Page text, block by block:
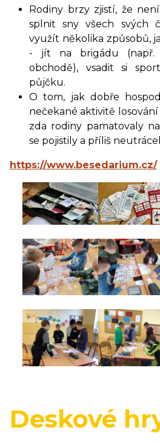
Rodiny brzy zjistí, že
splnit sny všech svých
využít několika způsobů,
- jít na brigádu (např.
obchodě), vsadit si
půjčku.
O tom, jak dobře
nečekané aktivitě
zda rodiny pamatovaly
se pojistily a příliš
https://www.besedarium.cz/
Deskové